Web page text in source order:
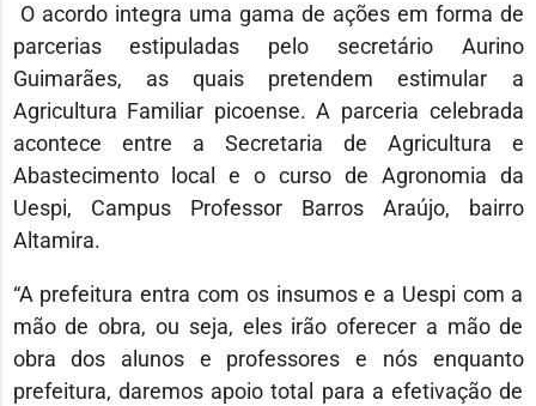
O acordo integra uma gama de ações em forma de
parcerias estipuladas pelo secretário Aurino
Guimarães, as quais pretendem estimular a
Agricultura Familiar picoense. A parceria celebrada
acontece entre a Secretaria de Agricultura e
Abastecimento local e o curso de Agronomia da
Uespi, Campus Professor Barros Araújo, bairro
Altamira.
“A prefeitura entra com os insumos e a Uespi com a
mão de obra, ou seja, eles irão oferecer a mão de
obra dos alunos e professores e nós enquanto
prefeitura, daremos apoio total para a efetivação de